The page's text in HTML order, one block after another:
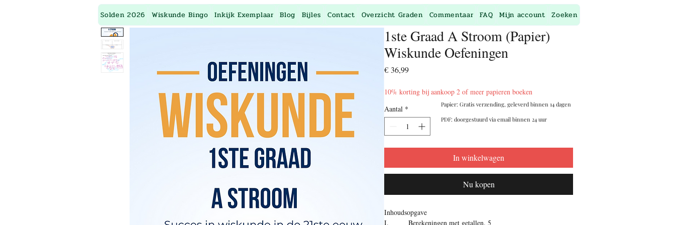
Solden 2026 Wiskunde Bingo Inkijk Exemplaar Blog Bijles Contact Overzicht Graden Commentaar FAQ Mijn account Zoeken
1ste Graad A Stroom (Papier)
Wiskunde Oefeningen
€ 36,99Prijs
10% korting bij aankoop 2 of meer papieren boeken
Aantal *
In winkelwagen
Nu kopen
Inhoudsopgave
I. Berekeningen met getallen. 5
Papier: Gratis verzending, geleverd binnen 14 dagen
PDF: doorgestuurd via email binnen 24 uur